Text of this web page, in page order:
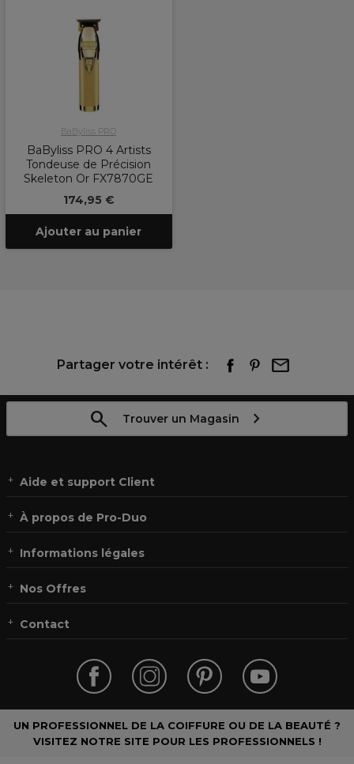
BaByliss PRO
BaByliss PRO 4 Artists
Tondeuse de Précision
Skeleton Or FX7870GE
174,95 €
Ajouter au panier
Partager votre intérêt :
Trouver un Magasin
Aide et support Client
À propos de Pro-Duo
Informations légales
Nos Offres
Contact
UN PROFESSIONNEL DE LA COIFFURE OU DE LA BEAUTÉ ?
VISITEZ NOTRE SITE POUR LES PROFESSIONNELS !